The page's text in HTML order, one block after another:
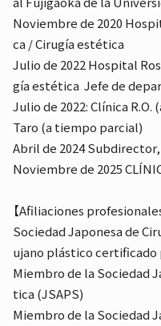
Noviembre de 2020
ca / Cirugía estética
Julio de 2022 Hospital
gía estética Jefe de
Julio de 2022: Clínica
Taro (a tiempo parcial)
Abril de 2024 Subdirector,
Noviembre de 2025
【Afiliaciones
Sociedad Japonesa de
ujano plástico certificado
Miembro de la Sociedad
tica (JSAPS)
Miembro de la Sociedad